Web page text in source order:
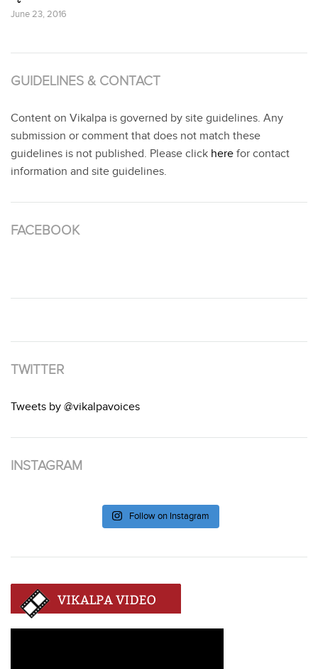
June 23, 2016
GUIDELINES & CONTACT
Content on Vikalpa is governed by site guidelines. Any
submission or comment that does not match these
guidelines is not published. Please click here for contact
information and site guidelines.
FACEBOOK
TWITTER
Tweets by @vikalpavoices
INSTAGRAM
Follow on Instagram